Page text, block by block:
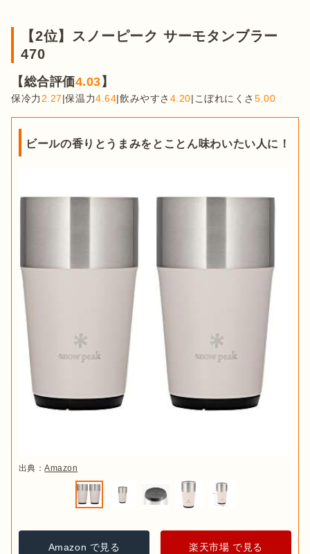
【2位】スノーピーク サーモタンブラー
470
【総合評価4.03 】
保冷力2.27|保温力4.64|飲みやすさ 4.20|こぼれにくさ 5.00
ビールの香りとうまみをとことん味わいたい人に！
出典：Amazon
Amazon で見る 楽天市場 で見る